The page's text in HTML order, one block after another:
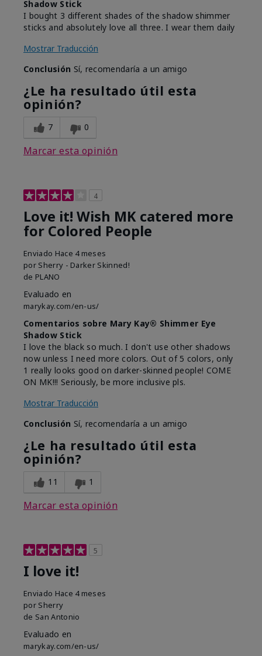
Shadow Stick
I bought 3 different shades of the shadow shimmer
sticks and absolutely love all three. I wear them daily
Mostrar Traducción
Conclusión Sí, recomendaría a un amigo
¿Le ha resultado útil esta
opinión?
7 0
Marcar esta opinión
4
Love it! Wish MK catered more
for Colored People
Enviado Hace 4 meses
por Sherry - Darker Skinned!
de PLANO
Evaluado en
marykay.com/en-us/
Comentarios sobre Mary Kay® Shimmer Eye
Shadow Stick
I love the black so much. I don't use other shadows
now unless I need more colors. Out of 5 colors, only
1 really looks good on darker-skinned people! COME
ON MK!!! Seriously, be more inclusive pls.
Mostrar Traducción
Conclusión Sí, recomendaría a un amigo
¿Le ha resultado útil esta
opinión?
11 1
Marcar esta opinión
5
I love it!
Enviado Hace 4 meses
por Sherry
de San Antonio
Evaluado en
marykay.com/en-us/